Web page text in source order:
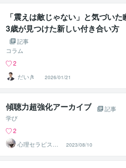
「震えは敵じゃない」と気づい
3歳が見つけた新しい付き合い方
記事
コラム
2
だいき
2026/01/21
傾聴力超強化アーカイブ
記事
学び
2
心理セラピストt
akashi
2023/08/10